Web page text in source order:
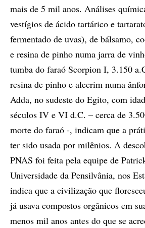
mais de 5 mil anos. Análises
vestígios de ácido tartárico e
fermentado de uvas), de bálsamo,
e resina de pinho numa jarra de
tumba do faraó Scorpion I, 3.150
resina de pinho e alecrim numa
Adda, no sudeste do Egito, com
séculos IV e VI d.C. – cerca de
morte do faraó -, indicam que a
ter sido usada por milênios. A
PNAS foi feita pela equipe de
Universidade da Pensilvânia, nos
indica que a civilização que
já usava compostos orgânicos em
menos mil anos antes do que se